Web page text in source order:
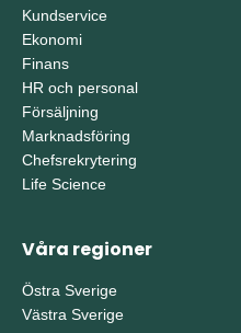
Kundservice
Ekonomi
Finans
HR och personal
Försäljning
Marknadsföring
Chefsrekrytering
Life Science
Våra regioner
Östra Sverige
Västra Sverige